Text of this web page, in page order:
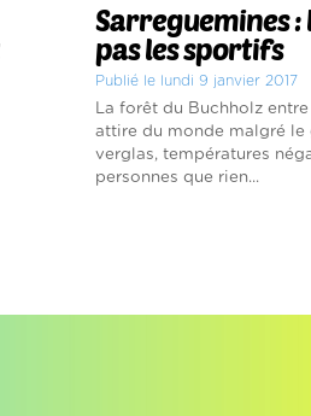
Sarreguemines
pas les sportifs
Publié le lundi 9 janvier 2017
La forêt du Buchholz
attire du monde malgré le
verglas, températures
personnes que rien...